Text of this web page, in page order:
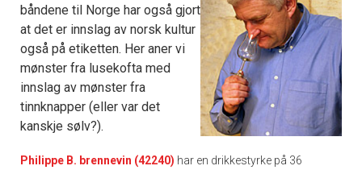
båndene til Norge har også gjort
at det er innslag av norsk kultur
også på etiketten. Her aner vi
mønster fra lusekofta med
innslag av mønster fra
tinnknapper (eller var det
kanskje sølv?).
Philippe B. brennevin (42240) har en drikkestyrke på 36